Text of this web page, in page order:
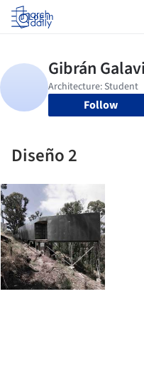
Log in
Follow
Diseño 2